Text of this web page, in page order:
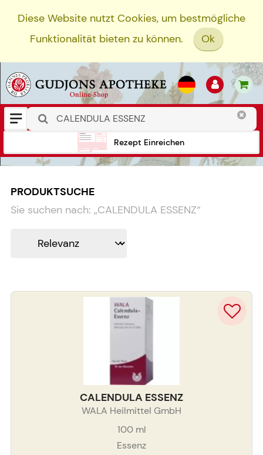
Diese Website nutzt Cookies, um bestmögliche
Funktionalität bieten zu können.
Ok
Rezept Einreichen
PRODUKTSUCHE
Sie suchen nach: „CALENDULA ESSENZ“
CALENDULA ESSENZ
WALA Heilmittel GmbH
100ml
Essenz